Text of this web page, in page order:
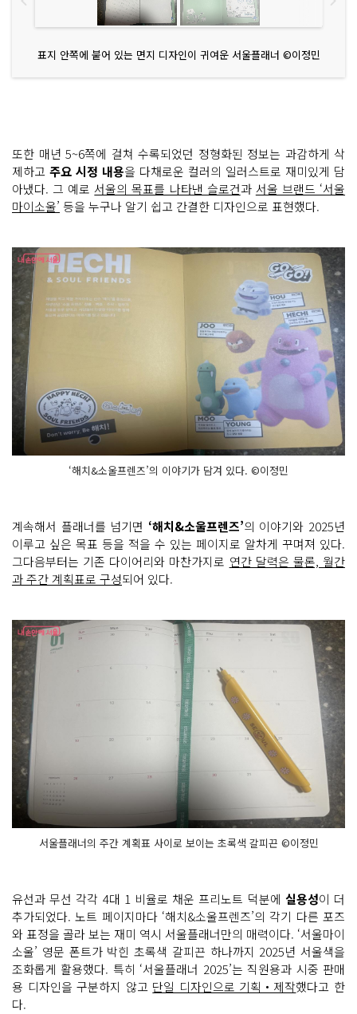
표지 안쪽에 붙어 있는 면지 디자인이 귀여운 서울플래너 ©이정민
또한 매년 5~6쪽에 걸쳐 수록되었던 정형화된 정보는 과감하게 삭
제하고 주요 시정 내용을 다채로운 컬러의 일러스트로 재미있게 담
아냈다. 그 예로서울의 목표를 나타낸 슬로건과 서울 브랜드 ‘서울
마이소울’ 등을 누구나 알기 쉽고 간결한 디자인으로 표현했다.
‘해치&소울프렌즈’의 이야기가 담겨 있다. ©이정민
계속해서 플래너를 넘기면 ‘해치&소울프렌즈’의 이야기와 2025년
이루고 싶은 목표 등을 적을 수 있는 페이지로 알차게 꾸며져 있다.
그다음부터는 기존 다이어리와 마찬가지로 연간 달력은 물론, 월간
과 주간 계획표로 구성되어 있다.
서울플래너의 주간 계획표 사이로 보이는 초록색 갈피끈 ©이정민
유선과 무선 각각 4대 1 비율로 채운 프리노트 덕분에 실용성이 더
추가되었다. 노트 페이지마다 ‘해치&소울프렌즈’의 각기 다른 포즈
와 표정을 골라 보는 재미 역시 서울플래너만의 매력이다. ‘서울마이
소울’ 영문 폰트가 박힌 초록색 갈피끈 하나까지 2025년 서울색을
조화롭게 활용했다. 특히 ‘서울플래너 2025’는 직원용과 시중 판매
용 디자인을 구분하지 않고 단일 디자인으로 기획‧제작했다고 한
다.